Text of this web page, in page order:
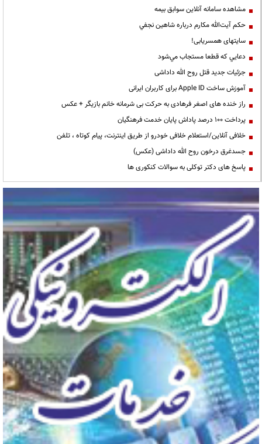
مشاهده سامانه آنلاين سوابق بیمه
حكم آيت‌الله مكارم درباره شاهين نجفي
سایتهای همسریابی!
دعايي كه قطعا مستجاب مي‌شود
جزئیات جدید قتل روح الله داداشی
آموزش ساخت Apple ID برای کاربران ایرانی
راز خنده های اصغر فرهادی به حرکت بی شرمانه خانم بازیگر + عکس
پرداخت ۱۰۰ درصد پاداش پایان خدمت فرهنگیان
خلافی آنلاین/استعلام خلافی خودرو از طریق اینترنت، پیام کوتاه ، تلفن
جسدغرق درخون روح الله داداشی (عکس)
پاسخ های دکتر توکلی به سوالات کنکوری ها